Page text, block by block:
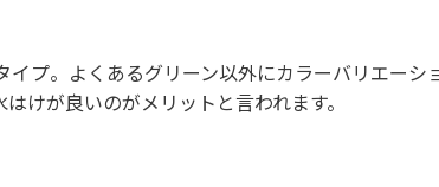
プ。よくあるグリーン以外にカラーバリエーシ
けが良いのがメリットと言われます。